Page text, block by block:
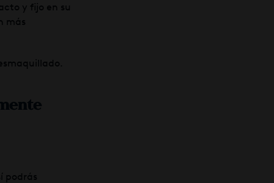
y fijo en su
más
podrás